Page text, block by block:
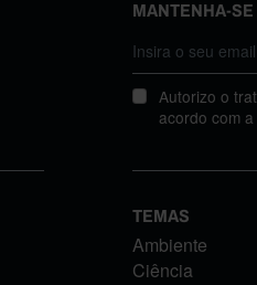
MANTENHA-SE
Autorizo o
acordo com a
TEMAS
Ambiente
Ciência